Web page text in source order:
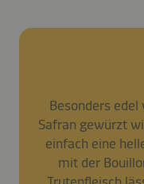
Besonders
Safran gewürzt
einfach eine
mit der